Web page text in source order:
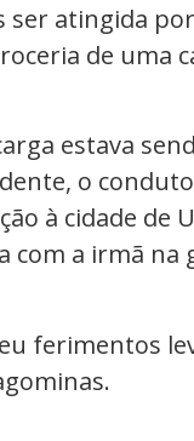
ser atingida
de uma
estava
o
à cidade de
com a irmã
ferimentos